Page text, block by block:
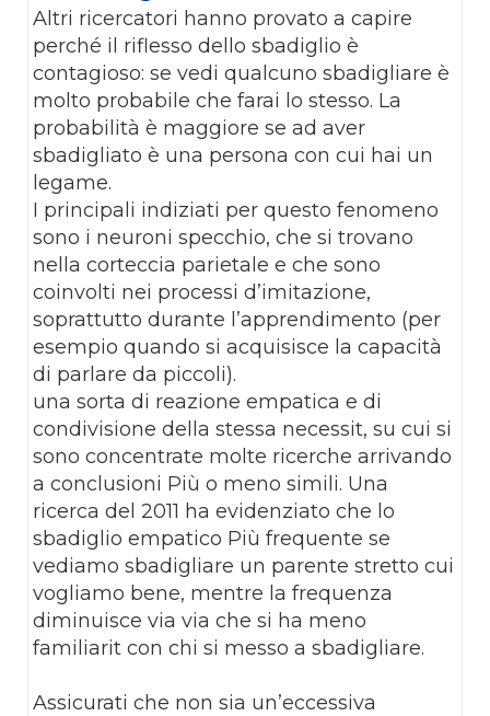
Altri ricercatori hanno provato a capire
perché il riflesso dello sbadiglio è
contagioso: se vedi qualcuno sbadigliare è
molto probabile che farai lo stesso. La
probabilità è maggiore se ad aver
sbadigliato è una persona con cui hai un
legame.
I principali indiziati per questo fenomeno
sono i neuroni specchio, che si trovano
nella corteccia parietale e che sono
coinvolti nei processi d’imitazione,
soprattutto durante l’apprendimento (per
esempio quando si acquisisce la capacità
di parlare da piccoli).
una sorta di reazione empatica e di
condivisione della stessa necessit, su cui si
sono concentrate molte ricerche arrivando
a conclusioni Più o meno simili. Una
ricerca del 2011 ha evidenziato che lo
sbadiglio empatico Più frequente se
vediamo sbadigliare un parente stretto cui
vogliamo bene, mentre la frequenza
diminuisce via via che si ha meno
familiarit con chi si messo a sbadigliare.
Assicurati che non sia un’eccessiva